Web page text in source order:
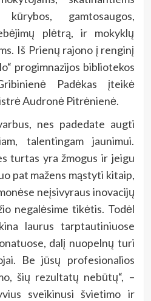
gamtosaugos,
plėtrą, ir mokyklų
Iš Prienų rajono į renginį
progimnazijos bibliotekos
Padėkas įteikė
Audronė Pitrėnienė.
nes padedate augti
talentingam jaunimui.
turtas yra žmogus ir jeigu
pat mažens mąstyti kitaip,
neįsivyraus inovacijų
negalėsime tikėtis. Todėl
laurus tarptautiniuose
dalį nuopelnų turi
Be jūsų profesionalios
šių rezultatų nebūtų“, –
sveikinusi švietimo ir